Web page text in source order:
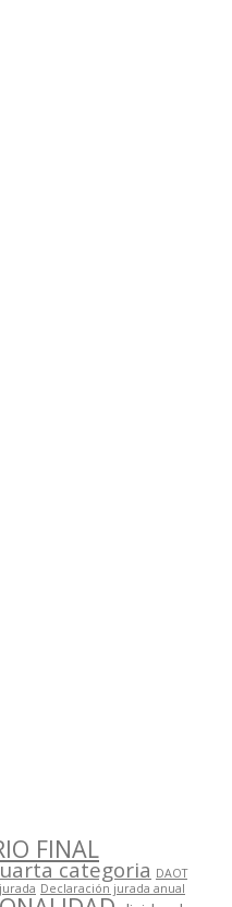
FINAL
categoria DAOT
Declaración jurada anual